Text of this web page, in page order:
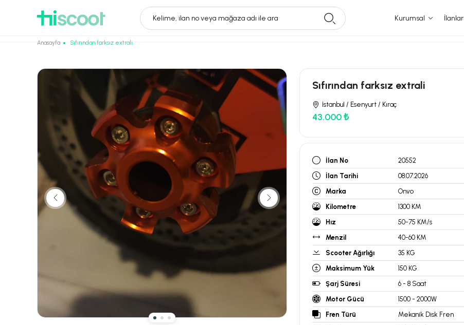
Kelime, ilan no veya mağaza adı ile ara Kurumsal İlanlar
Anasayfa Sıfırından farksız extrali
Sıfırından farksız extrali
İstanbul / Esenyurt / Kıraç
43.000 ₺
İlan No
20552
İlan Tarihi
08.07.2026
Marka
Onvo
Kilometre
1300 KM
Hız
50-75 KM/s
Menzil
40-60 KM
Scooter Ağırlığı
35 KG
Maksimum Yük
150 KG
Şarj Süresi
6 - 8 Saat
Motor Gücü
1500 - 2000W
Fren Türü
Mekanik Disk Fren